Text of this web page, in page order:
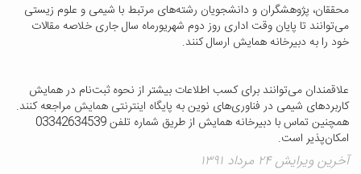
محققان، پژوهشگران و دانشجویان رشته‌های مرتبط با شیمی و علوم زیستی
می‌توانند تا پایان وقت اداری روز دوم شهریورماه سال جاری خلاصه مقالات
خود را به دبیرخانه همایش ارسال کنند.
علاقمندان می‌توانند برای کسب اطلاعات بیشتر از نحوه ثبت‌نام در همایش
کاربردهای شیمی در فناوری‌های نوین به پایگاه اینترنتی همایش مراجعه کنند.
همچنین تماس با دبیرخانه همایش از طریق شماره تلفن 03342634539
امکان‌پذیر است.
آخرین ویرایش ۲۴ مرداد ۱۳۹۱